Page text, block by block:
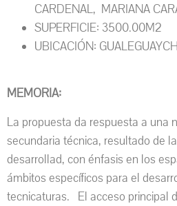
CARDENAL, MARIANA
SUPERFICIE: 3500.00M2
UBICACIÓN:
MEMORIA:
La propuesta da respuesta a una
secundaria técnica, resultado de
desarrollad, con énfasis en los
ámbitos específicos para el
tecnicaturas. El acceso principal